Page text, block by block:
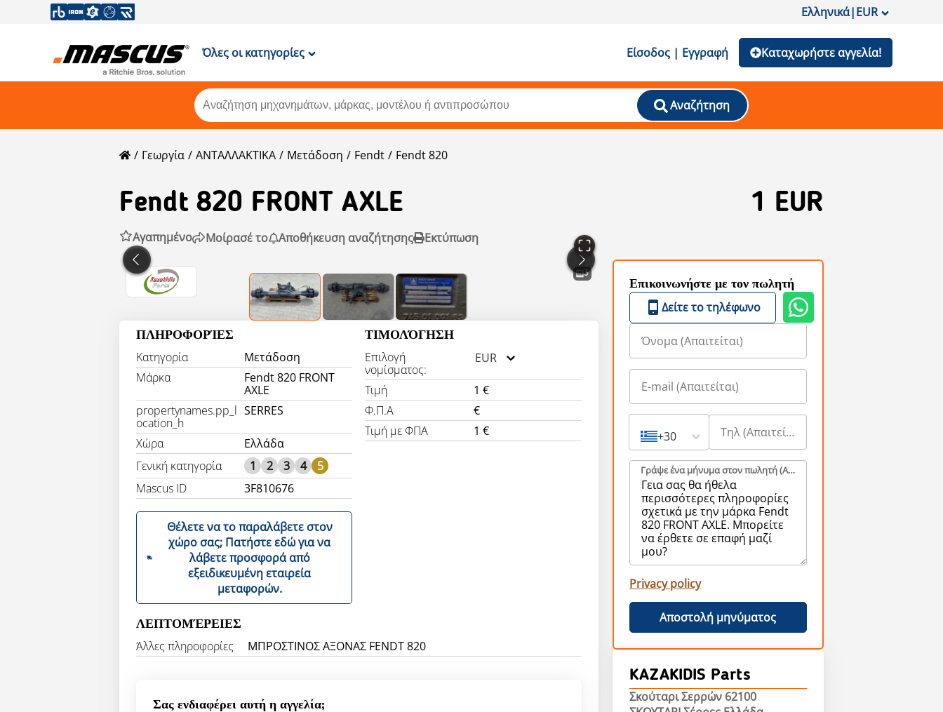
Ελληνικά|EUR
Όλες οι κατηγορίες Είσοδος | Εγγραφή Καταχωρήστε αγγελία!
Αναζήτηση
Γεωργία ΑΝΤΑΛΛΑΚΤΙΚΑ Μετάδοση Fendt Fendt 820
Fendt 820 FRONT AXLE 1 EUR
Αγαπημένο Μοίρασέ το Αποθήκευση αναζήτησης Εκτύπωση
3
ΠΛΗΡΟΦΟΡΊΕΣ
Κατηγορία
Μετάδοση
Μάρκα
Fendt 820 FRONT
AXLE
propertynames.pp_l
ocation_h
SERRES
Χώρα
Ελλάδα
Γενική κατηγορία
1 2 3 4
5
Mascus ID
3F810676
ΤΙΜΟΛΌΓΗΣΗ
Επιλογή
νομίσματος:
EUR
Τιμή
1 €
Φ.Π.Α
€
Τιμή με ΦΠΑ
1 €
Θέλετε να το παραλάβετε στον
χώρο σας; Πατήστε εδώ για να
λάβετε προσφορά από
εξειδικευμένη εταιρεία
μεταφορών.
ΛΕΠΤΟΜΈΡΕΙΕΣ
Άλλες πληροφορίες ΜΠΡΟΣΤΙΝΟΣ ΑΞΟΝΑΣ FENDT 820
Σας ενδιαφέρει αυτή η αγγελία;
Επικοινωνήστε με τον πωλητή
Δείτε το τηλέφωνο
+30
Γράψε ένα μήνυμα στον πωλητή (Aπαιτείται)
Privacy policy
Αποστολή μηνύματος
KAZAKIDIS Parts
Σκούταρι Σερρών 62100